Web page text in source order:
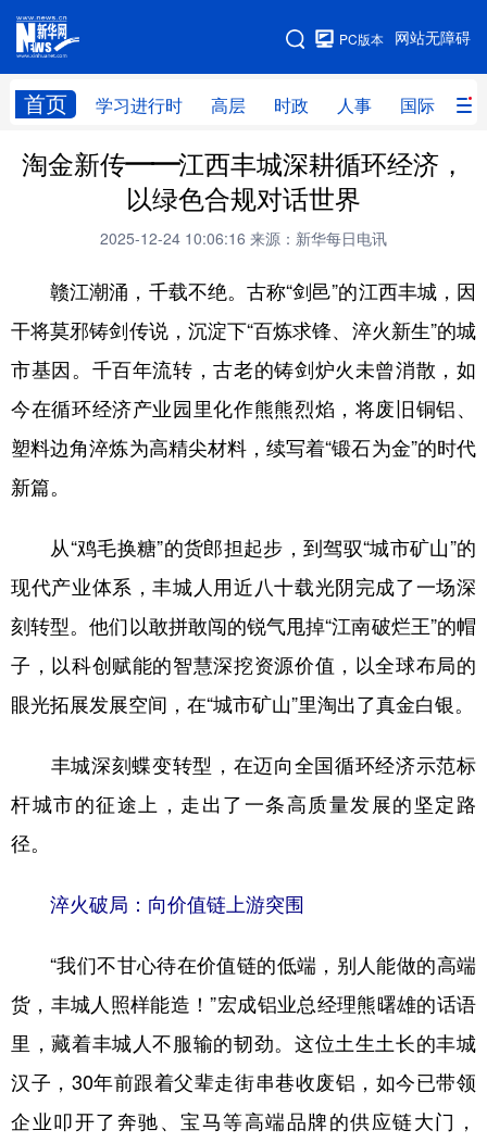
网站无障碍
PC版本
首页 学习进行时 高层 时政 人事 国际 财
网站地图
学习进行时 高层 时政 人事
财经 网评
科技 科创 量子 体育
文化 书画 健康 军事
法律 中央文件 金融 汽车
彩票 娱乐 时尚 悦读
公益 一带一路 亚太网 上市公司
文化产业
地方频道
山东 河南 湖北 湖南
陕西 甘肃 青海 宁夏
淘金新传——江西丰城深耕循环经济，
以绿色合规对话世界
2025-12-24 10:06:16 来源：新华每日电讯
赣江潮涌，千载不绝。古称“剑邑”的江西丰城，因
干将莫邪铸剑传说，沉淀下“百炼求锋、淬火新生”的城
市基因。千百年流转，古老的铸剑炉火未曾消散，如
今在循环经济产业园里化作熊熊烈焰，将废旧铜铝、
塑料边角淬炼为高精尖材料，续写着“锻石为金”的时代
新篇。
从“鸡毛换糖”的货郎担起步，到驾驭“城市矿山”的
现代产业体系，丰城人用近八十载光阴完成了一场深
刻转型。他们以敢拼敢闯的锐气甩掉“江南破烂王”的帽
子，以科创赋能的智慧深挖资源价值，以全球布局的
眼光拓展发展空间，在“城市矿山”里淘出了真金白银。
丰城深刻蝶变转型，在迈向全国循环经济示范标
杆城市的征途上，走出了一条高质量发展的坚定路
径。
淬火破局：向价值链上游突围
“我们不甘心待在价值链的低端，别人能做的高端
货，丰城人照样能造！”宏成铝业总经理熊曙雄的话语
里，藏着丰城人不服输的韧劲。这位土生土长的丰城
汉子，30年前跟着父辈走街串巷收废铝，如今已带领
企业叩开了奔驰、宝马等高端品牌的供应链大门，